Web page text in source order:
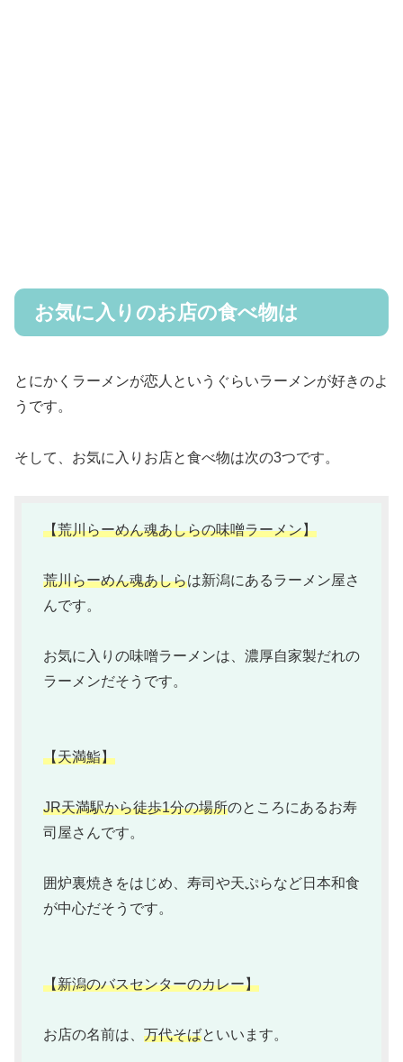
お気に入りのお店の食べ物は
とにかくラーメンが恋人というぐらいラーメンが好きのよ
うです。
そして、お気に入りお店と食べ物は次の3つです。
【荒川らーめん魂あしらの味噌ラーメン】
荒川らーめん魂あしらは新潟にあるラーメン屋さ
んです。
お気に入りの味噌ラーメンは、濃厚自家製だれの
ラーメンだそうです。
【天満鮨】
JR天満駅から徒歩1分の場所のところにあるお寿
司屋さんです。
囲炉裏焼きをはじめ、寿司や天ぷらなど日本和食
が中心だそうです。
【新潟のバスセンターのカレー】
お店の名前は、 万代そばといいます。